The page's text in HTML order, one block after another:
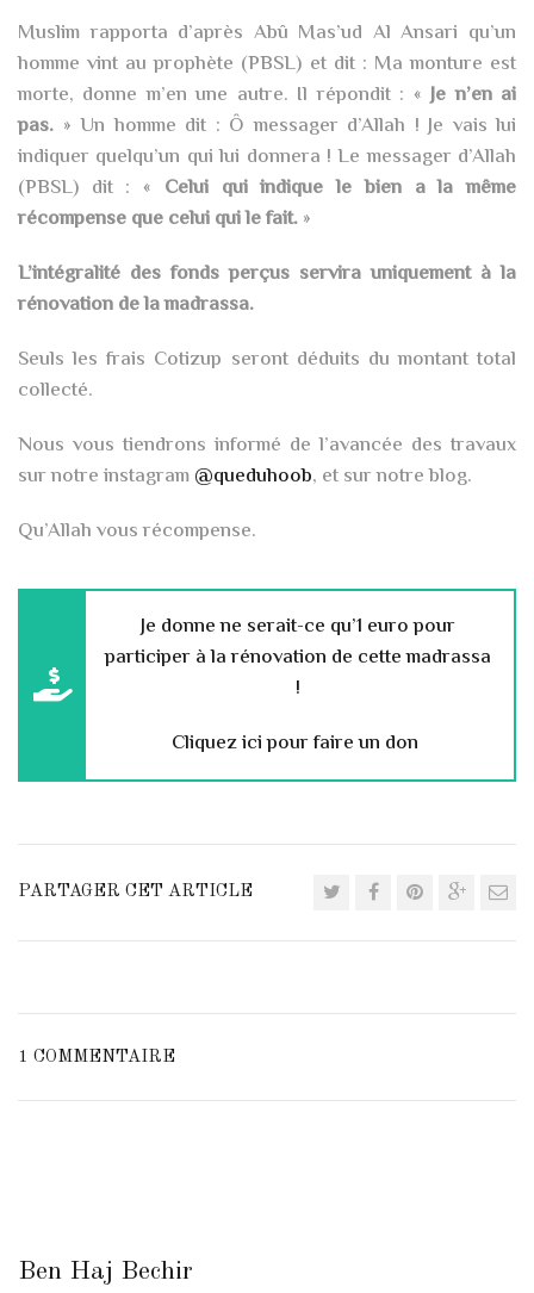
Muslim rapporta d’après Abû Mas’ud Al Ansari qu’un
homme vint au prophète (PBSL) et dit : Ma monture est
morte, donne m’en une autre. Il répondit : «Je n’en ai
pas. » Un homme dit : Ô messager d’Allah ! Je vais lui
indiquer quelqu’un qui lui donnera ! Le messager d’Allah
(PBSL) dit : « Celui qui indique le bien a la même
récompense que celui qui le fait.»
L’intégralité des fonds perçus servira uniquement à la
rénovation de la madrassa.
Seuls les frais Cotizup seront déduits du montant total
collecté.
Nous vous tiendrons informé de l’avancée des travaux
sur notre instagram@queduhoob, et sur notre blog.
Qu’Allah vous récompense.
Je donne ne serait-ce qu’1 euro pour
participer à la rénovation de cette madrassa
!
Cliquez ici pour faire un don
PARTAGER CET ARTICLE
1 COMMENTAIRE
Ben Haj Bechir